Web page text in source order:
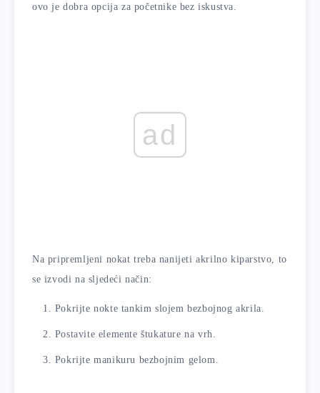
ovo je dobra opcija za početnike bez iskustva.
ad
Na pripremljeni nokat treba nanijeti akrilno kiparstvo, to
se izvodi na sljedeći način:
Pokrijte nokte tankim slojem bezbojnog akrila.
Postavite elemente štukature na vrh.
Pokrijte manikuru bezbojnim gelom.